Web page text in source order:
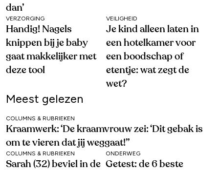
dan’
VERZORGING
Handig! Nagels
knippen bij je baby
gaat makkelijker met
deze tool
VEILIGHEID
Je kind alleen laten in
een hotelkamer voor
een boodschap of
etentje: wat zegt de
wet?
Meest gelezen
COLUMNS & RUBRIEKEN
Kraamwerk: ‘De kraamvrouw zei: ‘Dit gebak is
om te vieren dat jij weggaat!’’
COLUMNS & RUBRIEKEN
Sarah (32) beviel in de
ONDERWEG
Getest: de 6 beste